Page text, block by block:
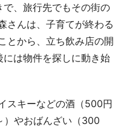
、旅行先でもその街の
さんは、子育てが終わる
とから、立ち飲み店の開
は物件を探しに動き始
スキーなどの酒（500円
）やおばんざい（300